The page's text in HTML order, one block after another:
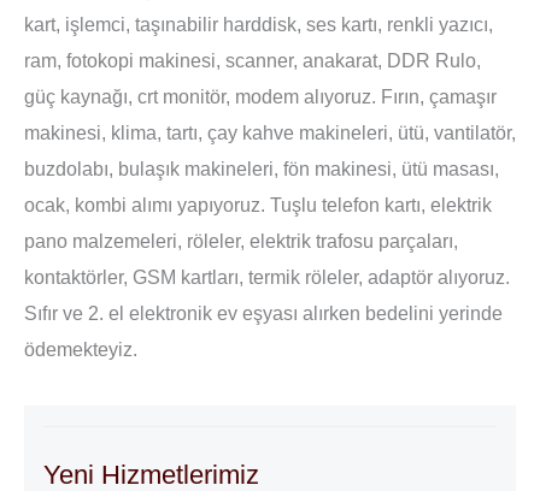
kart, işlemci, taşınabilir harddisk, ses kartı, renkli yazıcı,
ram, fotokopi makinesi, scanner, anakarat, DDR Rulo,
güç kaynağı, crt monitör, modem alıyoruz. Fırın, çamaşır
makinesi, klima, tartı, çay kahve makineleri, ütü, vantilatör,
buzdolabı, bulaşık makineleri, fön makinesi, ütü masası,
ocak, kombi alımı yapıyoruz. Tuşlu telefon kartı, elektrik
pano malzemeleri, röleler, elektrik trafosu parçaları,
kontaktörler, GSM kartları, termik röleler, adaptör alıyoruz.
Sıfır ve 2. el elektronik ev eşyası alırken bedelini yerinde
ödemekteyiz.
Yeni Hizmetlerimiz